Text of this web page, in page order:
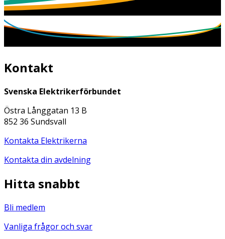
Kontakt
Svenska Elektrikerförbundet
Östra Långgatan 13 B
852 36 Sundsvall
Kontakta Elektrikerna
Kontakta din avdelning
Hitta snabbt
Bli medlem
Vanliga frågor och svar